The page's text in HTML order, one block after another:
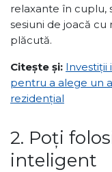
relaxante în cuplu,
sesiuni de joacă
plăcută.
Citește și: Investiții
pentru a alege un
rezidențial
2. Poți
inteligent